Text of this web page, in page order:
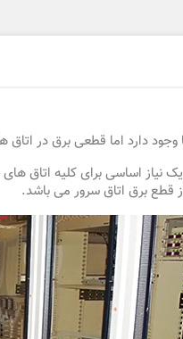
دارد اما قطعی برق در اتاق
نیاز اساسی برای کلیه اتاق
برق اتاق سرور می باشد.